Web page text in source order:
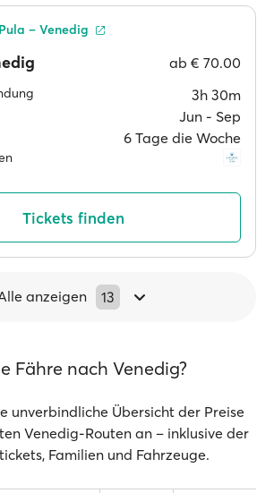
ab € 70.00
3h 30m
Jun ‐ Sep
6 Tage die Woche
– Venedig
Tickets finden
anzeigen 13
Fähre nach Venedig?
unverbindliche Übersicht der Preise
Venedig-Routen an – inklusive der
Familien und Fahrzeuge.